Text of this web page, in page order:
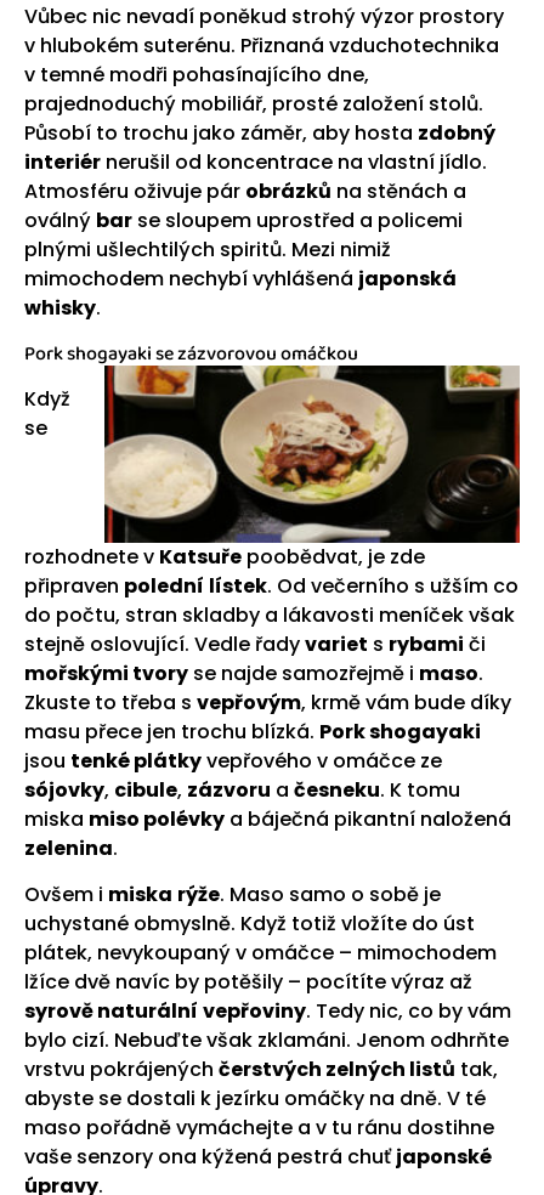
Vůbec nic nevadí poněkud strohý výzor prostory
v hlubokém suterénu. Přiznaná vzduchotechnika
v temné modři pohasínajícího dne,
prajednoduchý mobiliář, prosté založení stolů.
Působí to trochu jako záměr, aby hosta zdobný
interiér nerušil od koncentrace na vlastní jídlo.
Atmosféru oživuje pár obrázků na stěnách a
oválný bar se sloupem uprostřed a policemi
plnými ušlechtilých spiritů. Mezi nimiž
mimochodem nechybí vyhlášená japonská
whisky.
Pork shogayaki se zázvorovou omáčkou
Když
se
rozhodnete v Katsuře poobědvat, je zde
připraven polední lístek. Od večerního s užším co
do počtu, stran skladby a lákavosti meníček však
stejně oslovující. Vedle řadyvariet s rybami či
mořskými tvory se najde samozřejmě i maso.
Zkuste to třeba s vepřovým, krmě vám bude díky
masu přece jen trochu blízká. Pork shogayaki
jsou tenké plátkyvepřového v omáčce ze
sójovky, cibule, zázvoru a česneku. K tomu
miska miso polévky a báječná pikantní naložená
zelenina.
Ovšem i miska rýže. Maso samo o sobě je
uchystané obmyslně. Když totiž vložíte do úst
plátek, nevykoupaný v omáčce – mimochodem
lžíce dvě navíc by potěšily – pocítíte výraz až
syrově naturální vepřoviny. Tedy nic, co by vám
bylo cizí. Nebuďte však zklamáni. Jenom odhrňte
vrstvu pokrájených čerstvých zelných listů tak,
abyste se dostali k jezírku omáčky na dně. V té
maso pořádně vymáchejte a v tu ránu dostihne
vaše senzory ona kýžená pestrá chuťjaponské
úpravy.